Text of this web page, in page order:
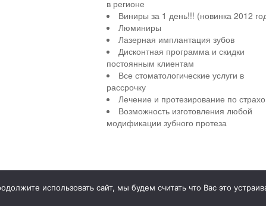
в регионе
Виниры за 1 день!!! (новинка 2012
Люминиры
Лазерная имплантация зубов
Дисконтная программа и скидки
постоянным клиентам
Все стоматологические услуги в
рассрочку
Лечение и протезирование по
Возможность изготовления любой
модификации зубного протеза
Детская и взрослая стоматология в
использовать сайт, мы будем считать что Вас это